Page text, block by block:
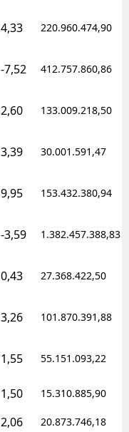
4,33 220.960.474,90
-7,52 412.757.860,86
2,60 133.009.218,50
3,39 30.001.591,47
9,95 153.432.380,94
-3,59 1.382.457.388,83
0,43 27.368.422,50
3,26 101.870.391,88
1,55 55.151.093,22
1,50 15.310.885,90
2,06 20.873.746,18